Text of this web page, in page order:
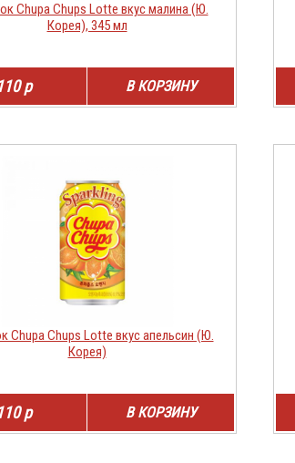
Chupa Chups Lotte вкус малина (Ю.
Корея), 345 мл
р В КОРЗИНУ
Chupa Chups Lotte вкус апельсин (Ю.
Корея)
р В КОРЗИНУ